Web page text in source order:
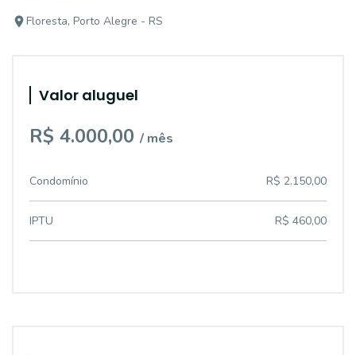
Floresta, Porto Alegre - RS
Valor aluguel
R$ 4.000,00 / mês
Condomínio R$ 2.150,00
IPTU R$ 460,00